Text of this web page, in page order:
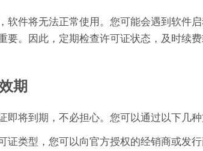
软件将无法正常使用。您可能会遇到软件
要。因此，定期检查许可证状态，及时续
期
即将到期，不必担心。您可以通过以下几
类型，您可以向官方授权的经销商或发